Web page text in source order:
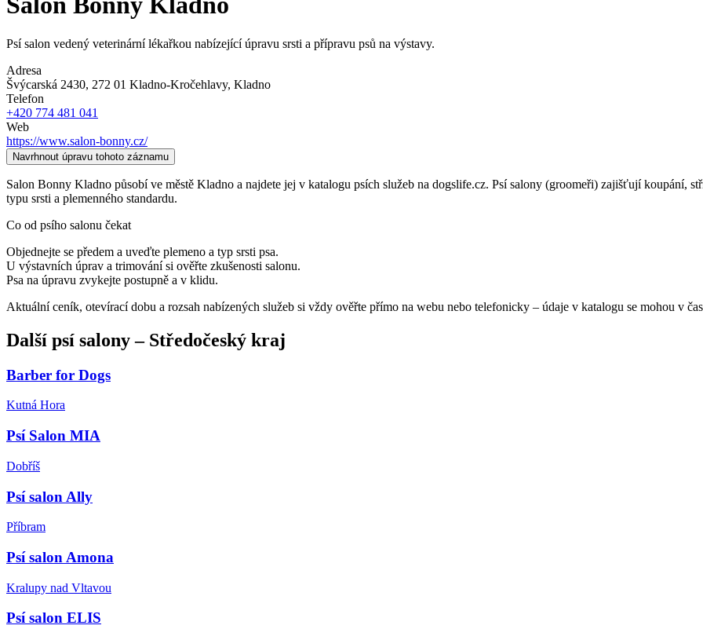
Psí salon vedený veterinární lékařkou nabízející úpravu srsti a přípravu psů na výstavy.
Adresa
Švýcarská 2430, 272 01 Kladno-Kročehlavy, Kladno
Telefon
+420 774 481 041
Web
https://www.salon-bonny.cz/
Navrhnout úpravu tohoto záznamu
Salon Bonny Kladno působí ve městě Kladno a najdete jej v katalogu psích služeb na dogslife.cz. Psí salony (groomeři) zajišťují koupání,
typu srsti a plemenného standardu.
Co od psího salonu čekat
Objednejte se předem a uveďte plemeno a typ srsti psa.
U výstavních úprav a trimování si ověřte zkušenosti salonu.
Psa na úpravu zvykejte postupně a v klidu.
Aktuální ceník, otevírací dobu a rozsah nabízených služeb si vždy ověřte přímo na webu nebo telefonicky – údaje v katalogu se mohou v
Další psí salony– Středočeský kraj
Barber for Dogs
Kutná Hora
Psí Salon MIA
Dobříš
Psí salon Ally
Příbram
Psí salon Amona
Kralupy nad Vltavou
Psí salon ELIS